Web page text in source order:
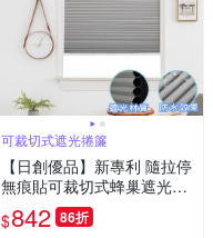
可裁切式遮光捲簾
【日創優品】新專利 隨拉停
無痕貼可裁切式蜂巢遮光捲
簾99*163(蜂巢捲簾/遮光簾/
百摺簾/窗簾/門簾)
$842 86折